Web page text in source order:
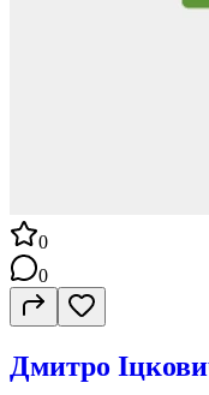
0
0
Дмитро